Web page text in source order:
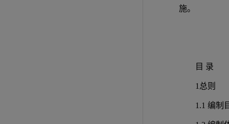
施。
目 录
1总则
1.1 编制